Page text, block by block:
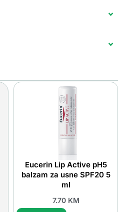
Eucerin Lip Active pH5
balzam za usne SPF20 5
ml
7.70 KM